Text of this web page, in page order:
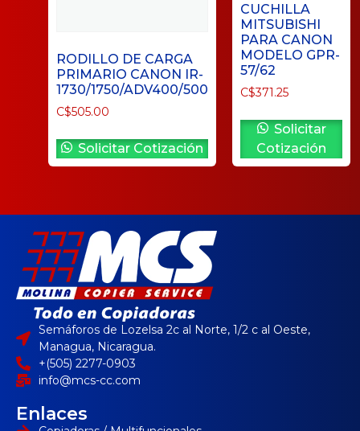
RODILLO DE CARGA
PRIMARIO CANON IR-
1730/1750/ADV400/500
C$505.00
Solicitar Cotización
CUCHILLA
MITSUBISHI
PARA CANON
MODELO GPR-
57/62
C$371.25
Solicitar
Cotización
Semáforos de Lozelsa 2c al Norte, 1/2 c al Oeste,
Managua, Nicaragua.
+(505) 2277-0903
info@mcs-cc.com
Enlaces